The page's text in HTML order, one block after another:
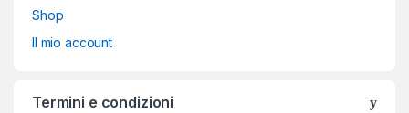
Shop
Il mio account
Termini e condizioni